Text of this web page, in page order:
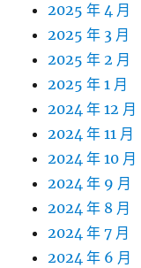
2025 年 4 月
2025 年 3 月
2025 年 2 月
2025 年 1 月
2024 年 12 月
2024 年 11 月
2024 年 10 月
2024 年 9 月
2024 年 8 月
2024 年 7 月
2024 年 6 月